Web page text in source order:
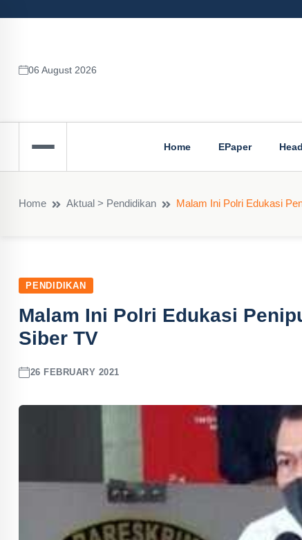
06 August 2026
Home EPaper
Home Aktual > Pendidikan Malam Ini Polri Edukasi
PENDIDIKAN
Malam Ini Polri Edukasi
Siber TV
26 FEBRUARY 2021